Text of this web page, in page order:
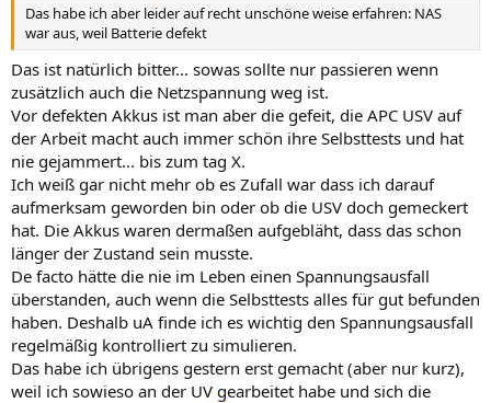
Das habe ich aber leider auf recht unschöne weise erfahren: NAS
war aus, weil Batterie defekt
Das ist natürlich bitter... sowas sollte nur passieren wenn
zusätzlich auch die Netzspannung weg ist.
Vor defekten Akkus ist man aber die gefeit, die APC USV auf
der Arbeit macht auch immer schön ihre Selbsttests und hat
nie gejammert... bis zum tag X.
Ich weiß gar nicht mehr ob es Zufall war dass ich darauf
aufmerksam geworden bin oder ob die USV doch gemeckert
hat. Die Akkus waren dermaßen aufgebläht, dass das schon
länger der Zustand sein musste.
De facto hätte die nie im Leben einen Spannungsausfall
überstanden, auch wenn die Selbsttests alles für gut befunden
haben. Deshalb uA finde ich es wichtig den Spannungsausfall
regelmäßig kontrolliert zu simulieren.
Das habe ich übrigens gestern erst gemacht (aber nur kurz),
weil ich sowieso an der UV gearbeitet habe und sich die